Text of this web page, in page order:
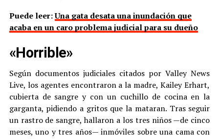
Puede leer:Una gata desata una inundación que
acaba en un caro problema judicial para su dueño
«Horrible»
Según documentos judiciales citados por Valley News
Live, los agentes encontraron a la madre, Kailey Erhart,
cubierta de sangre y con un cuchillo de cocina en la
garganta, pidiendo a gritos que la mataran. Tras seguir
un rastro de sangre, hallaron a los tres niños —de cinco
meses, uno y tres años— inmóviles sobre una cama con